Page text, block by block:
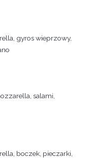
gyros wieprzowy,
salami,
boczek, pieczarki,